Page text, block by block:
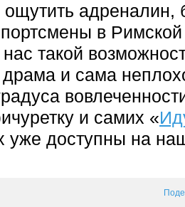
адреналин,
в
такой
драма и сама
и самих «
уже доступны на